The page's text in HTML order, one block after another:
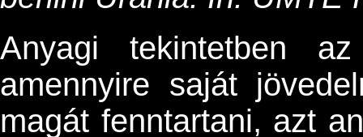
Anyagi tekintetben
amennyire saját
magát fenntartani, azt